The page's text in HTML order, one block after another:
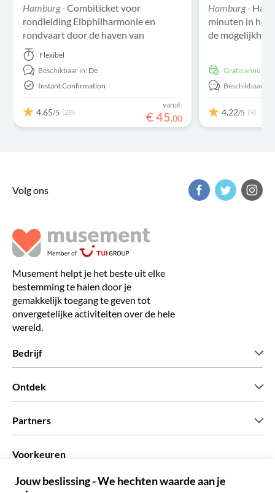
Hamburg -Combiticket voor
rondleiding Elbphilharmonie en
rondvaart door de haven van
Hamburg
Flexibel
Beschikbaar in: De
Instant Confirmation
4,65/5 (28)
vanaf:
€ 45,00
Hamburg -
minuten in het
de
Gratis
Beschikbaar in:
4,22/5 (9)
Volg ons
Musement helpt je het beste uit elke
bestemming te halen door je
gemakkelijk toegang te geven tot
onvergetelijke activiteiten over de hele
wereld.
Bedrijf
Ontdek
Partners
Persoonlijke Travelagents
Voorkeuren
Nederlands